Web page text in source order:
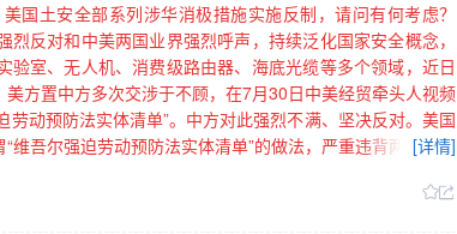
国土安全部系列涉华消极措施实施反制，请问有何考虑？
反对和中美两国业界强烈呼声，持续泛化国家安全概念，
室、无人机、消费级路由器、海底光缆等多个领域，近日
方置中方多次交涉于不顾，在7月30日中美经贸牵头人视频
动预防法实体清单”。中方对此强烈不满、坚决反对。美国
吾尔强迫劳动预防法实体清单”的做法，严重违背两国元首
认证机构实施的工厂跟踪检查，将美国合规性测试公司列入
[详情]